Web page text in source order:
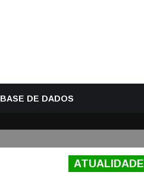
BASE DE DADOS
ATUALIDADE